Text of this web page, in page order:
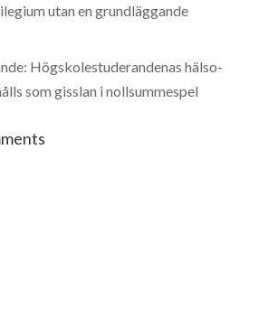
utan en grundläggande
Högskolestuderandenas hälso-
som gisslan i nollsummespel